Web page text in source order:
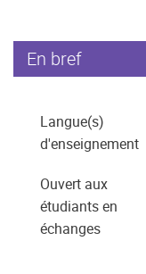
En bref
Langue(s)
d'enseignement
Ouvert aux
étudiants en
échanges